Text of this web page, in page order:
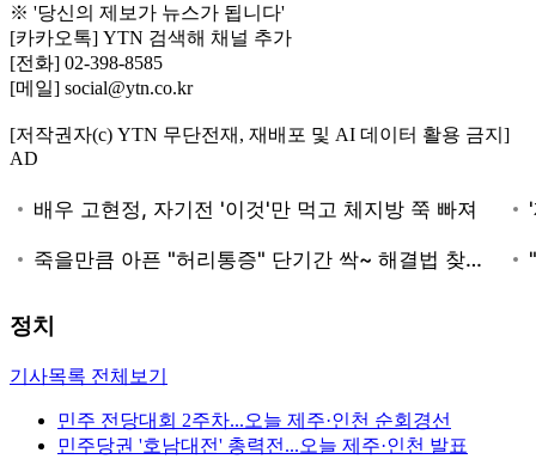
※ '당신의 제보가 뉴스가 됩니다'
[카카오톡] YTN 검색해 채널 추가
[전화] 02-398-8585
[메일] social@ytn.co.kr
[저작권자(c) YTN 무단전재, 재배포 및 AI 데이터 활용 금지]
AD
정치
기사목록 전체보기
민주 전당대회 2주차...오늘 제주·인천 순회경선
민주당권 '호남대전' 총력전...오늘 제주·인천 발표